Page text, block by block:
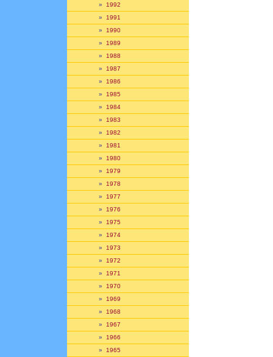
» 1992
» 1991
» 1990
» 1989
» 1988
» 1987
» 1986
» 1985
» 1984
» 1983
» 1982
» 1981
» 1980
» 1979
» 1978
» 1977
» 1976
» 1975
» 1974
» 1973
» 1972
» 1971
» 1970
» 1969
» 1968
» 1967
» 1966
» 1965